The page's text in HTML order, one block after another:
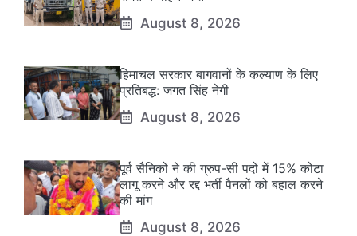
August 8, 2026
हिमाचल सरकार बागवानों के कल्याण के लिए
प्रतिबद्ध: जगत सिंह नेगी
August 8, 2026
पूर्व सैनिकों ने की ग्रुप-सी पदों में 15% कोटा
लागू करने और रद्द भर्ती पैनलों को बहाल करने
की मांग
August 8, 2026